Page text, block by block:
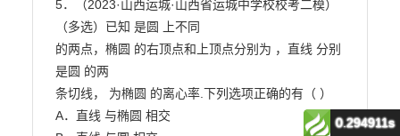
0.294911s